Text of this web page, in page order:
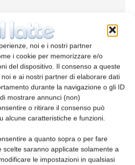
noi e i nostri partner
i cookie per memorizzare e/o
del dispositivo. Il consenso a queste
e ai nostri partner di elaborare dati
durante la navigazione o gli ID
mostrare annunci (non)
o ritirare il consenso può
alcune caratteristiche e funzioni.
a quanto sopra o per fare
scelte saranno applicate solamente a
le impostazioni in qualsiasi
sull’indicazione